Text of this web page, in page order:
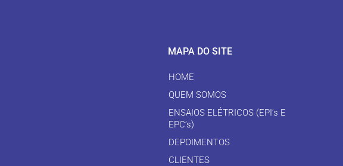
MAPA DO SITE
HOME
QUEM SOMOS
ENSAIOS ELÉTRICOS (EPI’s E
EPC’s)
DEPOIMENTOS
CLIENTES